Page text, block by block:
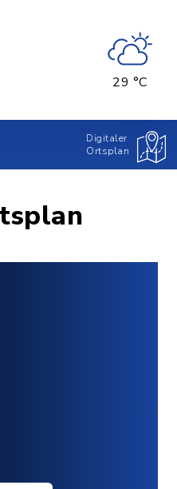
29 °C
Digitaler
Ortsplan